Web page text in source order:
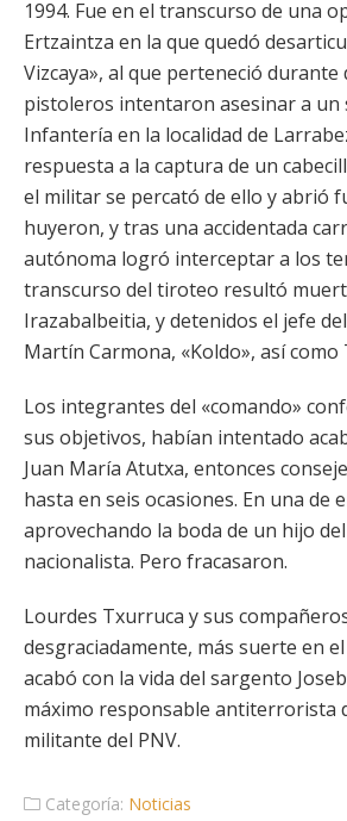
1994. Fue en el transcurso de una
Ertzaintza en la que quedó
Vizcaya», al que perteneció durante
pistoleros intentaron asesinar a un
Infantería en la localidad de
respuesta a la captura de un
el militar se percató de ello y abrió
huyeron, y tras una accidentada
autónoma logró interceptar a los
transcurso del tiroteo resultó
Irazabalbeitia, y detenidos el jefe
Martín Carmona, «Koldo», así
Los integrantes del «comando»
sus objetivos, habían intentado
Juan María Atutxa, entonces
hasta en seis ocasiones. En una de
aprovechando la boda de un hijo
nacionalista. Pero fracasaron.
Lourdes Txurruca y sus
desgraciadamente, más suerte en
acabó con la vida del sargento
máximo responsable antiterrorista
militante del PNV.
Categoría: Noticias